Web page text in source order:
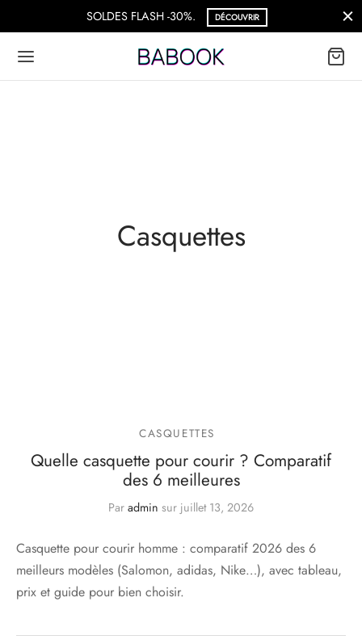
SOLDES FLASH -30%. DÉCOUVRIR
Casquettes
CASQUETTES
Quelle casquette pour courir ? Comparatif
des 6 meilleures
Par admin sur juillet 13, 2026
Casquette pour courir homme : comparatif 2026 des 6
meilleurs modèles (Salomon, adidas, Nike…), avec tableau,
prix et guide pour bien choisir.